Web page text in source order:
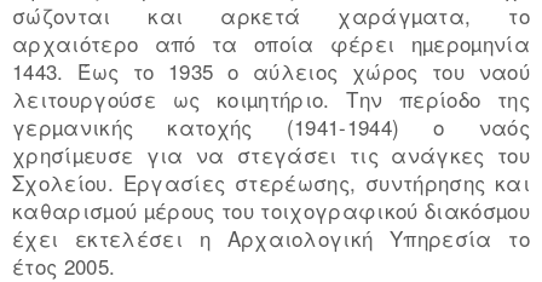
σώζονται και αρκετά χαράγµατα, το
αρχαιότερο από τα οποία φέρει ηµεροµηνία
1443. Έως το 1935 ο αύλειος χώρος του ναού
λειτουργούσε ως κοιµητήριο. Την περίοδο της
γερµανικής κατοχής (1941-1944) ο ναός
χρησίµευσε για να στεγάσει τις ανάγκες του
Σχολείου. Εργασίες στερέωσης, συντήρησης και
καθαρισµού µέρους του τοιχογραφικού διακόσµου
έχει εκτελέσει η Αρχαιολογική Υπηρεσία το
έτος 2005.